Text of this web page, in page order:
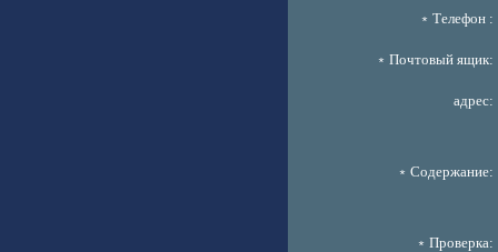
﹡Телефон :
﹡Почтовый ящик:
адрес:
﹡Содержание:
﹡Проверка: